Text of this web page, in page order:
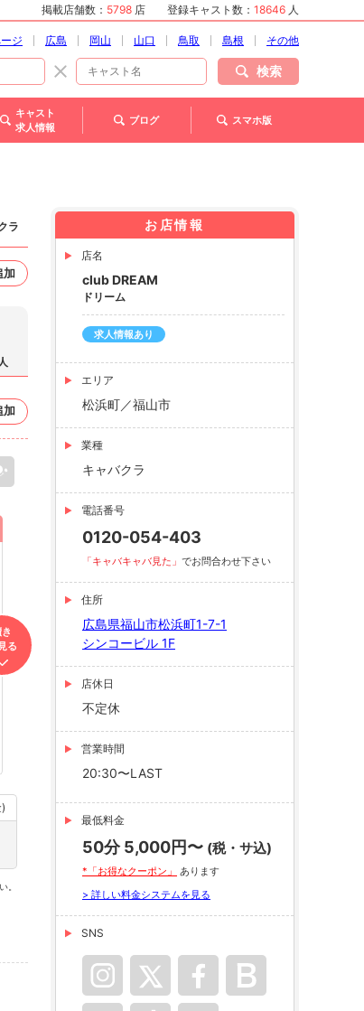
掲載店舗数： 5798 店 登録キャスト数： 18646 人
ジ 広島 岡山 山口 鳥取 島根 その他
検索
キャスト
求人情報
ブログ スマホ版
ラ
加
加
る
。
お店情報
店名
club DREAM
ドリーム
求人情報あり
エリア
松浜町／福山市
業種
キャバクラ
電話番号
0120-054-403
「キャバキャバ見た」 でお問合わせ下さい
住所
広島県福山市松浜町1-7-1
シンコービル 1F
店休日
不定休
営業時間
20:30〜LAST
最低料金
50分 5,000円〜 (税・サ込)
*「お得なクーポン」
あります
> 詳しい料金システムを見る
SNS